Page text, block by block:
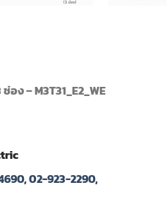
อง – M3T31_E2_WE
02-923-2290,